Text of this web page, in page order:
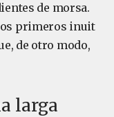
de morsa.
primeros inuit
de otro modo,
larga